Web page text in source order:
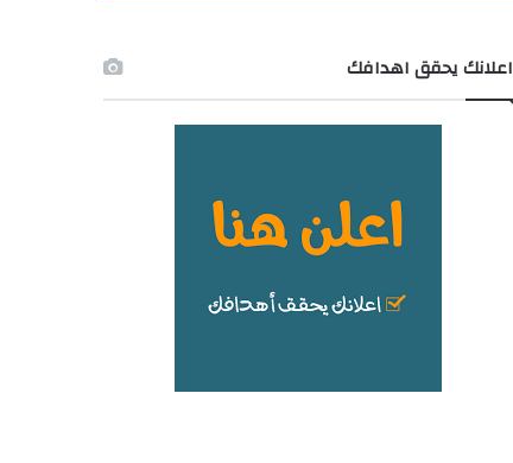
اعلانك يحقق اهدافك